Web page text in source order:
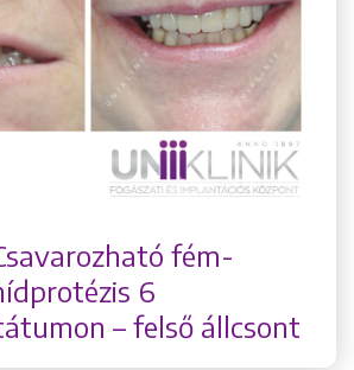
fém-
6
– felső állcsont